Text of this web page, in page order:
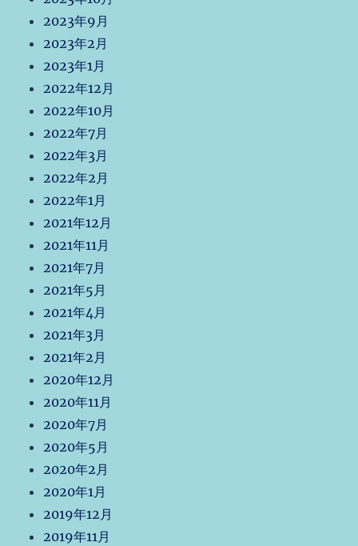
2023年9月
2023年2月
2023年1月
2022年12月
2022年10月
2022年7月
2022年3月
2022年2月
2022年1月
2021年12月
2021年11月
2021年7月
2021年5月
2021年4月
2021年3月
2021年2月
2020年12月
2020年11月
2020年7月
2020年5月
2020年2月
2020年1月
2019年12月
2019年11月